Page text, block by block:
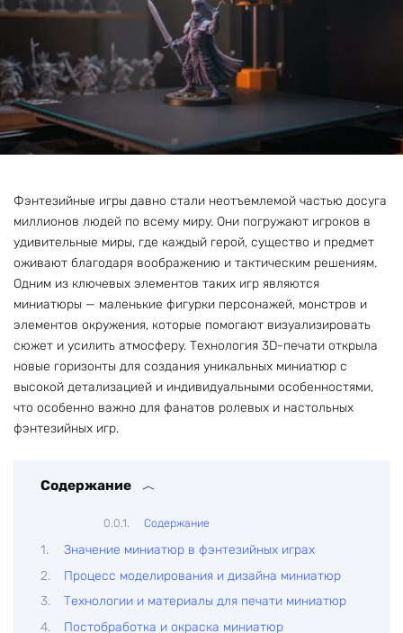
Фэнтезийные игры давно стали неотъемлемой частью досуга
миллионов людей по всему миру. Они погружают игроков в
удивительные миры, где каждый герой, существо и предмет
оживают благодаря воображению и тактическим решениям.
Одним из ключевых элементов таких игр являются
миниатюры — маленькие фигурки персонажей, монстров и
элементов окружения, которые помогают визуализировать
сюжет и усилить атмосферу. Технология 3D-печати открыла
новые горизонты для создания уникальных миниатюр с
высокой детализацией и индивидуальными особенностями,
что особенно важно для фанатов ролевых и настольных
фэнтезийных игр.
Содержание
Содержание
Значение миниатюр в фэнтезийных играх
Процесс моделирования и дизайна миниатюр
Технологии и материалы для печати миниатюр
Постобработка и окраска миниатюр